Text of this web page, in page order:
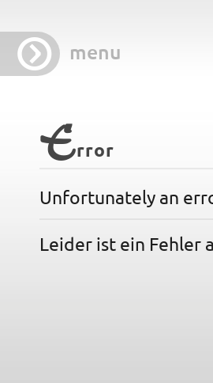
menu
Error
Unfortunately an
Leider ist ein Fehler